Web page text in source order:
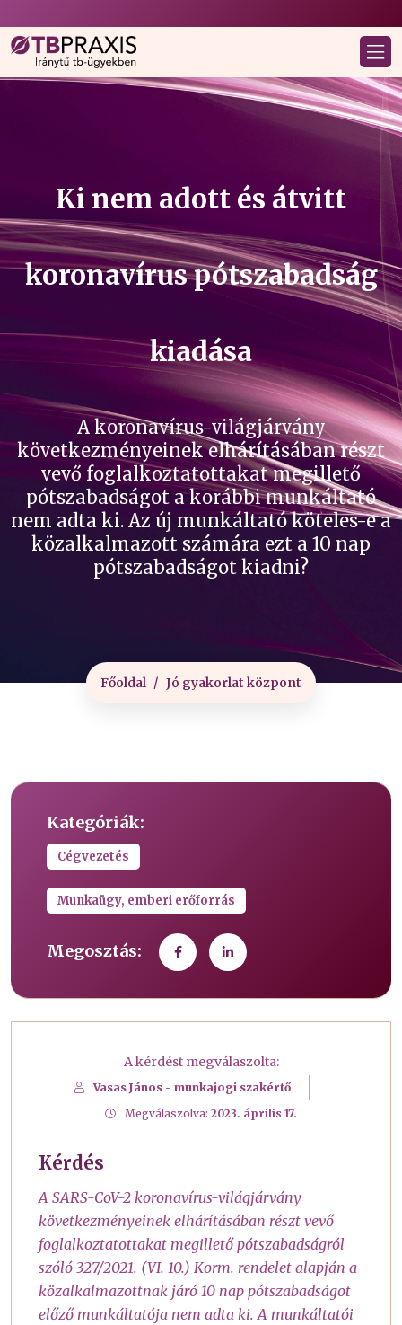
Ki nem adott és átvitt
koronavírus pótszabadság
kiadása
A koronavírus-világjárvány
következményeinek elhárításában részt
vevő foglalkoztatottakat megillető
pótszabadságot a korábbi munkáltató
nem adta ki. Az új munkáltató köteles-e a
közalkalmazott számára ezt a 10 nap
pótszabadságot kiadni?
Főoldal Jó gyakorlat központ
Kategóriák:
Cégvezetés
Munkaügy, emberi erőforrás
Megosztás:
A kérdést megválaszolta:
Vasas János - munkajogi szakértő
Megválaszolva: 2023. április 17.
Kérdés
A SARS-CoV-2 koronavírus-világjárvány
következményeinek elhárításában részt vevő
foglalkoztatottakat megillető pótszabadságról
szóló 327/2021. (VI. 10.) Korm. rendelet alapján a
közalkalmazottnak járó 10 nap pótszabadságot
előző munkáltatója nem adta ki. A munkáltatói